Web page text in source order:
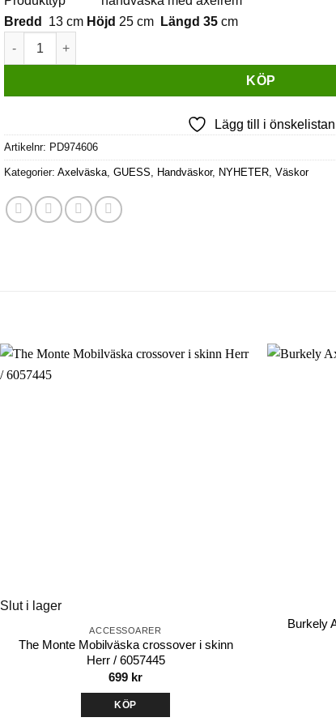
Bredd 13 cm Höjd 25 cm Längd 35 cm
KÖP
Lägg till i önskelistan
Artikelnr: PD974606
Kategorier: Axelväska, GUESS, Handväskor, NYHETER, Väskor
Slut i lager
ACCESSOARER
The Monte Mobilväska crossover i skinn
Herr / 6057445
699 kr
KÖP
Burkely